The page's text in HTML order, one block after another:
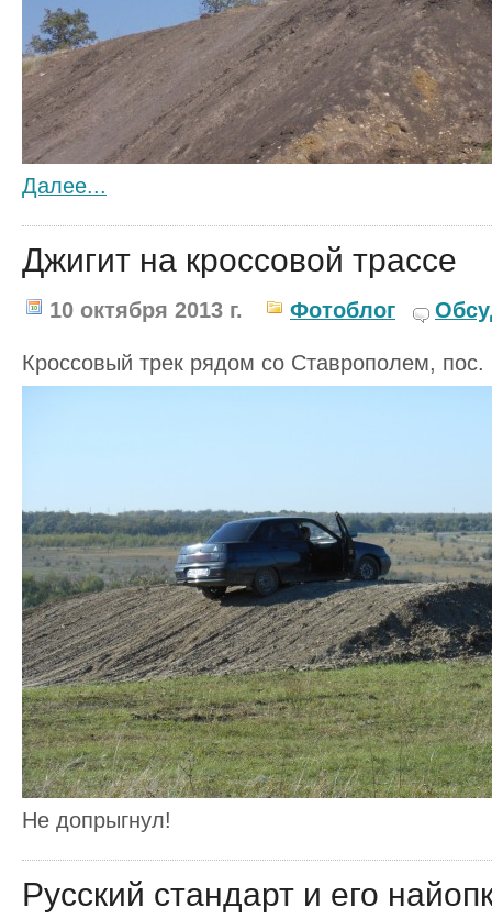
Далее...
Джигит на кроссовой трассе
10 октября 2013 г. Фотоблог
Кроссовый трек рядом со Ставрополем,
Не допрыгнул!
Русский стандарт и его